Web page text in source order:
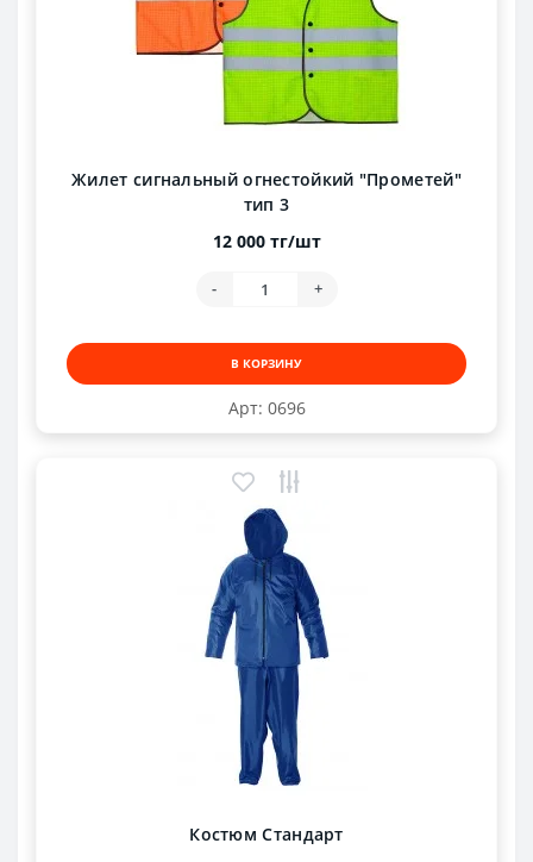
Арт: 0696
Жилет сигнальный огнестойкий "Прометей"
тип 3
12 000 тг/шт
- +
В КОРЗИНУ
Костюм Стандарт